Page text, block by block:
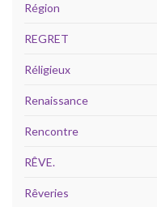
Région
REGRET
Réligieux
Renaissance
Rencontre
RÊVE.
Rêveries